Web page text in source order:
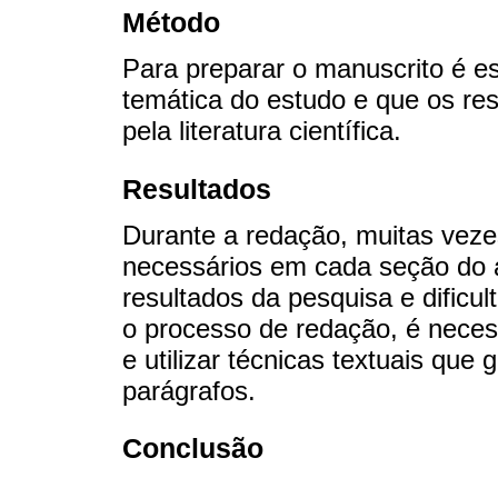
Método
Para preparar o manuscrito é
temática do estudo e que os
pela literatura científica.
Resultados
Durante a redação, muitas
necessários em cada seção
resultados da pesquisa e
o processo de redação, é
e utilizar técnicas textuais que
parágrafos.
Conclusão